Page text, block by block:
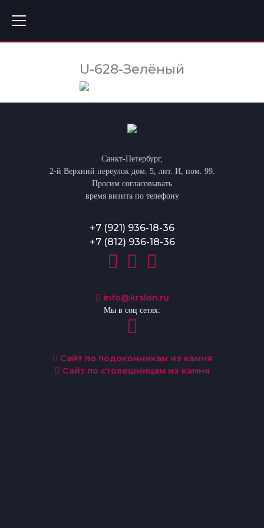
U-628-Зелёный
Санкт-Петербург,
2-й Верхний переулок дом. 5, лит. И, пом. 99.
Просим согласовывать
время визита по телефону
+7 (921) 936-18-36
+7 (812) 936-18-36
info@krslon.ru
Мы в соц сетях:
Сайт по подоконникам из камня
Сайт по столешницам из камня